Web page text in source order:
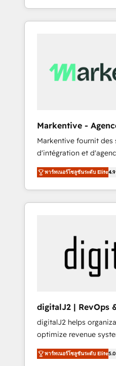
hosting, & maintenance. As HubSpot’s
Elite Partner with all 8
lean, growing companies: - Win
business - Reduce no-
client's are too busy
of HubSpot. We give you a Personal
know what you don't
recommendations to
OTF is an Elite Partner
Partners) and was
Partner of the Year 💥 Trusted by 2,500+
companies to help
more business, by
www.onthefuze.com/
us to learn more!
Markentive -
EN
Markentive fournit des
d'intégration et
et North America. Avec
marketing automation,
et webdesign. Markentive is both a
consulting firm, a
webdesign (We focus
customers).
พาร์ทเนอร์โซลูชันระดับ Elite4.9
digitalJ2 | RevOps
Implementations
digitalJ2 helps
optimize revenue
scalable, predictable growth. As
accredited HubSpot
พาร์ทเนอร์โซลูชันระดับ Elite5.0